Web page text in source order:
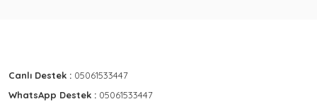
Canlı Destek : 05061533447
WhatsApp Destek : 05061533447